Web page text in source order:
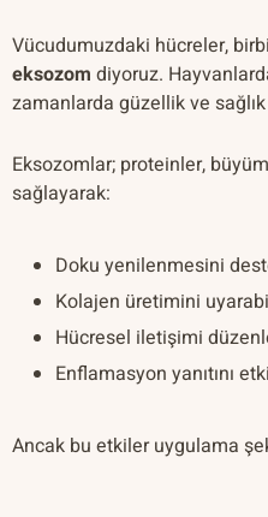
Vücudumuzdaki hücreler,
eksozom diyoruz.
zamanlarda güzellik ve sağlık
Eksozomlar; proteinler,
sağlayarak:
Doku yenilenmesini
Kolajen üretimini
Hücresel iletişimi
Enflamasyon yanıtını
Ancak bu etkiler uygulama